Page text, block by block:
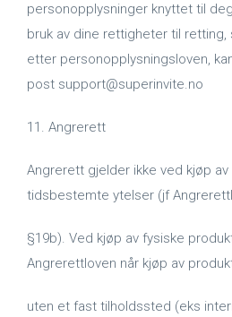
personopplysninger knyttet til
bruk av dine rettigheter til
etter personopplysningsloven,
post support@superinvite.no
11. Angrerett
Angrerett gjelder ikke ved kjøp
tidsbestemte ytelser (jf
§19b). Ved kjøp av fysiske
Angrerettloven når kjøp av
uten et fast tilholdssted (eks